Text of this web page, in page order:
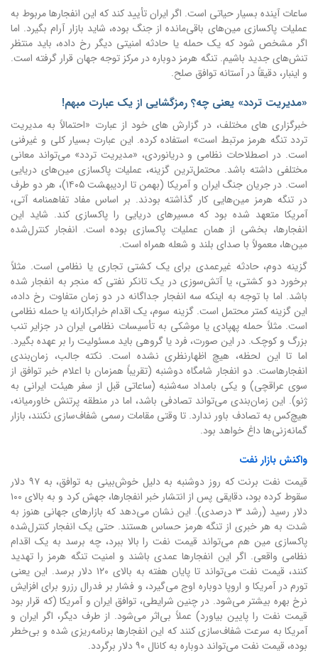
ساعات آینده بسیار حیاتی است. اگر ایران تأیید کند که این انفجارها مربوط به
عملیات پاکسازی مین‌های باقی‌مانده از جنگ بوده، شاید بازار آرام بگیرد. اما
اگر مشخص شود که یک حمله یا حادثه امنیتی دیگر رخ داده، باید منتظر
تنش‌های جدید باشیم. تنگه هرمز دوباره در مرکز توجه جهان قرار گرفته است.
و اینبار، دقیقاً در آستانه توافق صلح.
«مدیریت تردد» یعنی چه؟ رمزگشایی از یک عبارت مبهم!
خبرگزاری های مختلف، در گزارش های خود از عبارت «احتمالاً به مدیریت
تردد تنگه هرمز مرتبط است» استفاده کرده. این عبارت بسیار کلی و غیرفنی
است. در اصطلاحات نظامی و دریانوردی، «مدیریت تردد» می‌تواند معانی
مختلفی داشته باشد. محتمل‌ترین گزینه، عملیات پاکسازی مین‌های دریایی
است. در جریان جنگ ایران و آمریکا (بهمن تا اردیبهشت ۱۴۰۵)، هر دو طرف
در تنگه هرمز مین‌هایی کار گذاشته بودند. بر اساس مفاد تفاهمنامه آتی،
آمریکا متعهد شده بود که مسیرهای دریایی را پاکسازی کند. شاید این
انفجارها، بخشی از همان عملیات پاکسازی بوده است. انفجار کنترل‌شده
مین‌ها، معمولاً با صدای بلند و شعله همراه است.
گزینه دوم، حادثه غیرعمدی برای یک کشتی تجاری یا نظامی است. مثلاً
برخورد دو کشتی، یا آتش‌سوزی در یک تانکر نفتی که منجر به انفجار شده
باشد. اما با توجه به اینکه سه انفجار جداگانه در دو زمان متفاوت رخ داده،
این گزینه کمتر محتمل است. گزینه سوم، یک اقدام خرابکارانه یا حمله نظامی
است. مثلاً حمله پهپادی یا موشکی به تأسیسات نظامی ایران در جزایر تنب
بزرگ و کوچک. در این صورت، فرد یا گروهی باید مسئولیت را بر عهده بگیرد.
اما تا این لحظه، هیچ اظهارنظری نشده است. نکته جالب، زمان‌بندی
انفجارهاست. دو انفجار شامگاه دوشنبه (تقریباً همزمان با اعلام خبر توافق از
سوی عراقچی) و یکی بامداد سه‌شنبه (ساعاتی قبل از سفر هیئت ایرانی به
ژنو). این زمان‌بندی می‌تواند تصادفی باشد، اما در منطقه پرتنش خاورمیانه،
هیچ‌کس به تصادف باور ندارد. تا وقتی مقامات رسمی شفاف‌سازی نکنند، بازار
گمانه‌زنی‌ها داغ خواهد بود.
واکنش بازار نفت
قیمت نفت برنت که روز دوشنبه به دلیل خوش‌بینی به توافق، به ۹۷ دلار
سقوط کرده بود، دقایقی پس از انتشار خبر انفجارها، جهش کرد و به بالای ۱۰۰
دلار رسید (رشد ۳ درصدی). این نشان می‌دهد که بازارهای جهانی هنوز به
شدت به هر خبری از تنگه هرمز حساس هستند. حتی یک انفجار کنترل‌شده
پاکسازی مین هم می‌تواند قیمت نفت را بالا ببرد، چه برسد به یک اقدام
نظامی واقعی. اگر این انفجارها عمدی باشند و امنیت تنگه هرمز را تهدید
کنند، قیمت نفت می‌تواند تا پایان هفته به بالای ۱۲۰ دلار برسد. این یعنی
تورم در آمریکا و اروپا دوباره اوج می‌گیرد، و فشار بر فدرال رزرو برای افزایش
نرخ بهره بیشتر می‌شود. در چنین شرایطی، توافق ایران و آمریکا (که قرار بود
قیمت نفت را پایین بیاورد) عملاً بی‌اثر می‌شود. از طرف دیگر، اگر ایران و
آمریکا به سرعت شفاف‌سازی کنند که این انفجارها برنامه‌ریزی شده و بی‌خطر
بوده، قیمت نفت می‌تواند دوباره به کانال ۹۰ دلار برگردد.